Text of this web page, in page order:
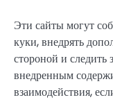
Эти сайты могут
куки, внедрять
стороной и следить
внедренным
взаимодействия,